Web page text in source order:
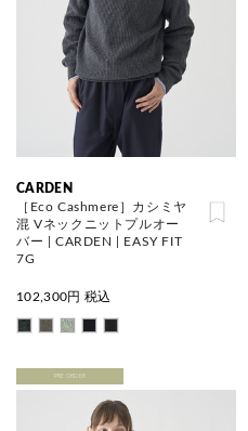
CARDEN
［Eco Cashmere］カシミヤ
混 Vネックニットプルオー
バー | CARDEN | EASY FIT
7G
102,300円 税込
PRE ORDER